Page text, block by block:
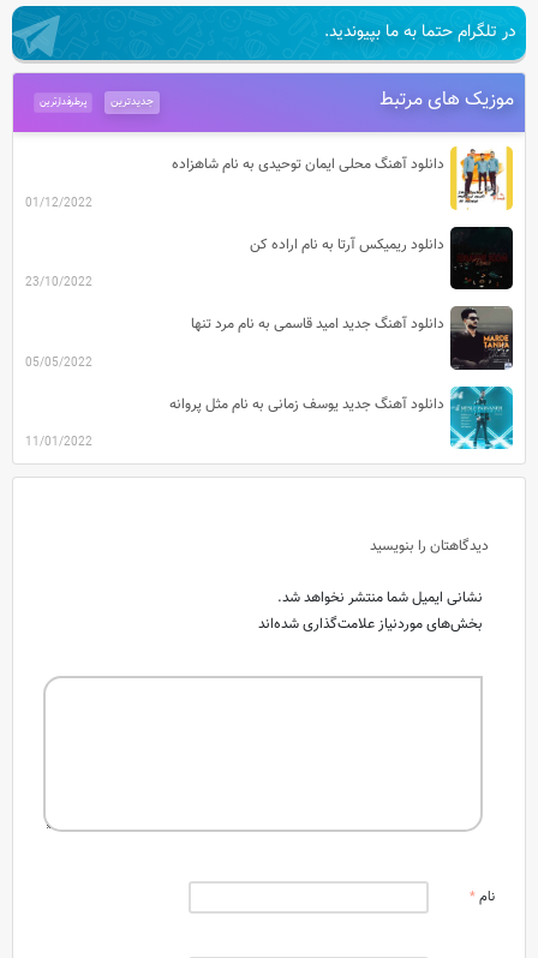
در تلگرام حتما به ما بپیوندید.
موزیک های مرتبط پرطرفدارترین جدیدترین
دانلود آهنگ محلی ایمان توحیدی به نام شاهزاده
01/12/2022
دانلود ریمیکس آرتا به نام اراده کن
23/10/2022
دانلود آهنگ جدید امید قاسمی به نام مرد تنها
05/05/2022
دانلود آهنگ جدید یوسف زمانی به نام مثل پروانه
11/01/2022
دیدگاهتان را بنویسید
نشانی ایمیل شما منتشر نخواهد شد.
بخش‌های موردنیاز علامت‌گذاری شده‌اند
نام*